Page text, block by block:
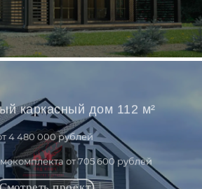
каркасный дом 112 м²
4 480 000 рублей
от 705 600 рублей